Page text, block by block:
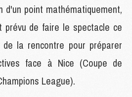
d'un point mathématiquement,
prévu de faire le spectacle ce
la rencontre pour préparer
face à Nice (Coupe de
League).